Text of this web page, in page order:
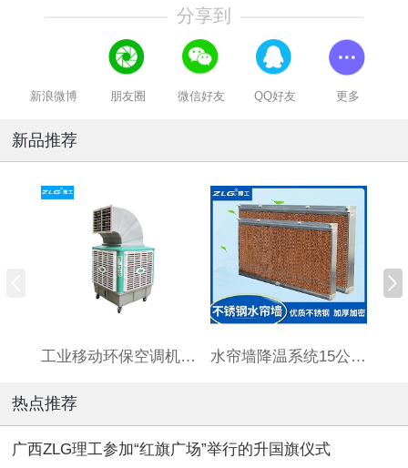
分享到
新浪微博 朋友圈 微信好友 QQ好友 更多
新品推荐
工业移动环保空调机HBCS180连体水箱 水帘墙降温系统15公分厚标准7090订制湿帘墙养殖场大棚铝合金
热点推荐
广西ZLG理工参加“红旗广场”举行的升国旗仪式